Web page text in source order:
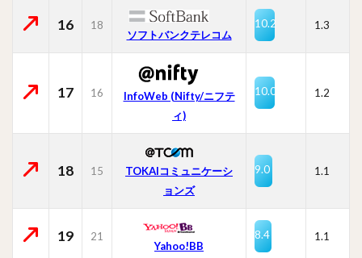
16 18
ソフトバンクテレコム
10.2 1.3
17 16
InfoWeb (Nifty/ニフテ
ィ)
10.0 1.2
18 15
TOKAIコミュニケーシ
ョンズ
9.0 1.1
19 21
Yahoo!BB
8.4 1.1